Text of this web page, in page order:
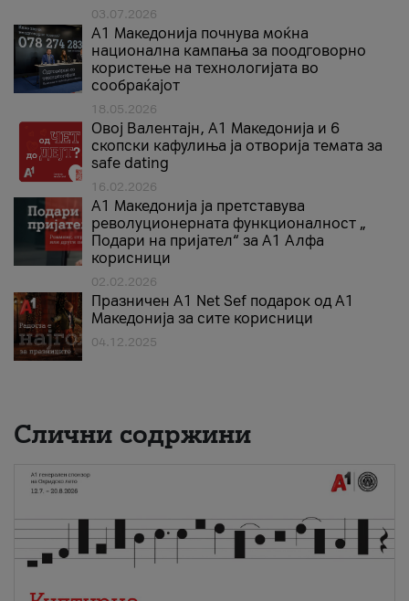
03.07.2026
A1 Македонија почнува моќна
национална кампања за поодговорно
користење на технологијата во
сообраќајот
18.05.2026
Овој Валентајн, A1 Македонија и 6
скопски кафулиња ја отворија темата за
safe dating
16.02.2026
А1 Македонија ја претставува
револуционерната функционалност „
Подари на пријател“ за А1 Алфа
корисници
02.02.2026
Празничен A1 Net Sеf подарок од А1
Македонија за сите корисници
04.12.2025
Слични содржини